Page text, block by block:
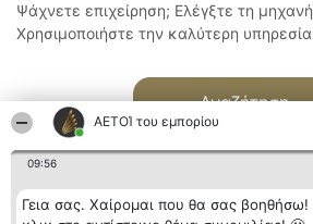
ΑΕΤΟΊ του εμπορίου
09:56
Γεια σας. Χαίρομαι που θα σας βοηθήσω!
Ψάχνετε επιχείρηση; Ελέγξτε τη
Χρησιμοποιήστε την καλύτερη υπηρεσία
Αναζήτηση